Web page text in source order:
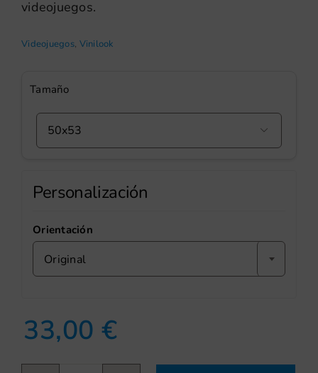
videojuegos.
Videojuegos, Vinilook
Tamaño

Personalización
Orientación
Original
33,00€